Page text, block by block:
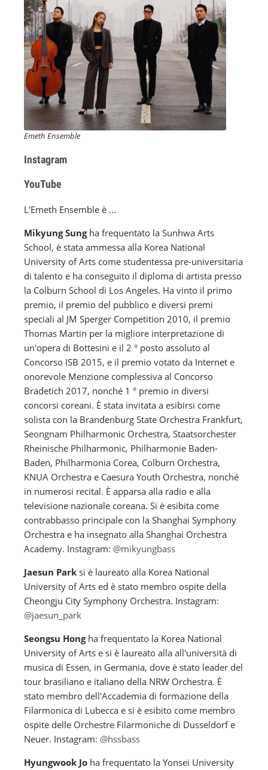
Emeth Ensemble
Instagram
YouTube
L'Emeth Ensemble è ...
Mikyung Sungha frequentato la Sunhwa Arts
School, è stata ammessa alla Korea National
University of Arts come studentessa pre-universitaria
di talento e ha conseguito il diploma di artista presso
la Colburn School di Los Angeles. Ha vinto il primo
premio, il premio del pubblico e diversi premi
speciali al JM Sperger Competition 2010, il premio
Thomas Martin per la migliore interpretazione di
un'opera di Bottesini e il 2 ° posto assoluto al
Concorso ISB 2015, e il premio votato da Internet e
onorevole Menzione complessiva al Concorso
Bradetich 2017, nonché 1 ° premio in diversi
concorsi coreani. È stata invitata a esibirsi come
solista con la Brandenburg State Orchestra Frankfurt,
Seongnam Philharmonic Orchestra, Staatsorchester
Rheinische Philharmonic, Philharmonie Baden-
Baden, Philharmonia Corea, Colburn Orchestra,
KNUA Orchestra e Caesura Youth Orchestra, nonché
in numerosi recital. È apparsa alla radio e alla
televisione nazionale coreana. Si è esibita come
contrabbasso principale con la Shanghai Symphony
Orchestra e ha insegnato alla Shanghai Orchestra
Academy. Instagram: @mikyungbass
Jaesun Park si è laureato alla Korea National
University of Arts ed è stato membro ospite della
Cheongju City Symphony Orchestra. Instagram:
@jaesun_park
Seongsu Hong ha frequentato la Korea National
University of Arts e si è laureato alla all'università di
musica di Essen, in Germania, dove è stato leader del
tour brasiliano e italiano della NRW Orchestra. È
stato membro dell'Accademia di formazione della
Filarmonica di Lubecca e si è esibito come membro
ospite delle Orchestre Filarmoniche di Dusseldorf e
Neuer. Instagram: @hssbass
Hyungwook Jo ha frequentato la Yonsei University